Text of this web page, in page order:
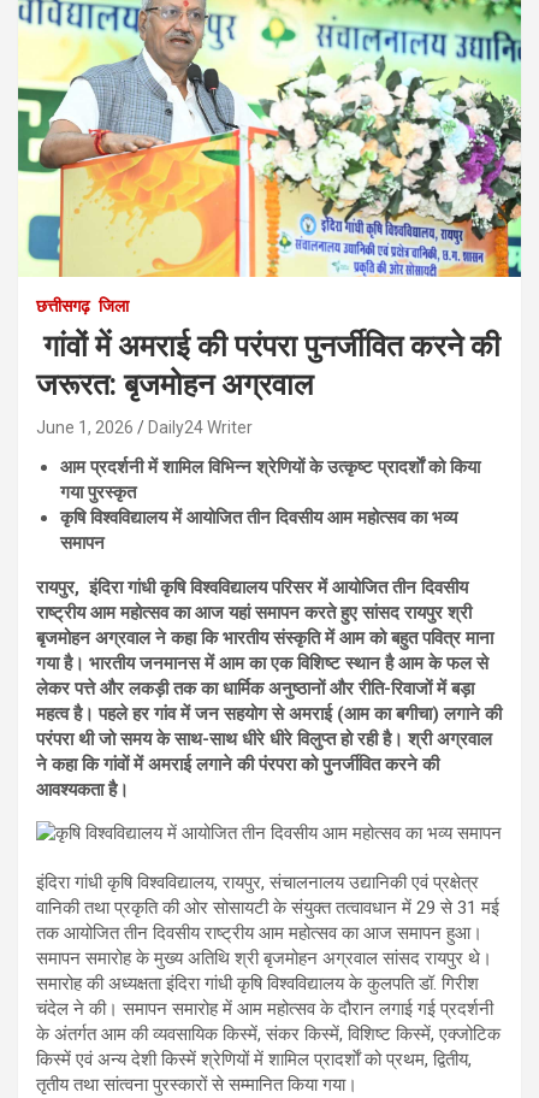
छत्तीसगढ़ जिला
गांवों में अमराई की परंपरा पुनर्जीवित करने की
जरूरत: बृजमोहन अग्रवाल
June 1, 2026 Daily24 Writer
आम प्रदर्शनी में शामिल विभिन्न श्रेणियों के उत्कृष्ट प्रादर्शाें को किया
गया पुरस्कृत
कृषि विश्वविद्यालय में आयोजित तीन दिवसीय आम महोत्सव का भव्य
समापन
रायपुर, इंदिरा गांधी कृषि विश्वविद्यालय परिसर में आयोजित तीन दिवसीय
राष्ट्रीय आम महोत्सव का आज यहां समापन करते हुए सांसद रायपुर श्री
बृजमोहन अग्रवाल ने कहा कि भारतीय संस्कृति में आम को बहुत पवित्र माना
गया है। भारतीय जनमानस में आम का एक विशिष्ट स्थान है आम के फल से
लेकर पत्ते और लकड़ी तक का धार्मिक अनुष्ठानों और रीति-रिवाजों में बड़ा
महत्व है। पहले हर गांव में जन सहयोग से अमराई (आम का बगीचा) लगाने की
परंपरा थी जो समय के साथ-साथ धीरे धीरे विलुप्त हो रही है। श्री अग्रवाल
ने कहा कि गांवों में अमराई लगाने की पंरपरा को पुनर्जीवित करने की
आवश्यकता है।
इंदिरा गांधी कृषि विश्वविद्यालय, रायपुर, संचालनालय उद्यानिकी एवं प्रक्षेत्र
वानिकी तथा प्रकृति की ओर सोसायटी के संयुक्त तत्वावधान में 29 से 31 मई
तक आयोजित तीन दिवसीय राष्ट्रीय आम महोत्सव का आज समापन हुआ।
समापन समारोह के मुख्य अतिथि श्री बृजमोहन अग्रवाल सांसद रायपुर थे।
समारोह की अध्यक्षता इंदिरा गांधी कृषि विश्वविद्यालय के कुलपति डॉ. गिरीश
चंदेल ने की। समापन समारोह में आम महोत्सव के दौरान लगाई गई प्रदर्शनी
के अंतर्गत आम की व्यवसायिक किस्में, संकर किस्में, विशिष्ट किस्में, एक्जोटिक
किस्में एवं अन्य देशी किस्में श्रेणियों में शामिल प्रादर्शाें को प्रथम, द्वितीय,
तृतीय तथा सांत्वना पुरस्कारों से सम्मानित किया गया।